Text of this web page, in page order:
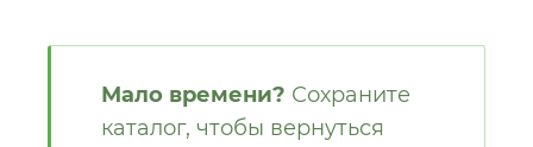
Мало времени? Сохраните
каталог, чтобы вернуться